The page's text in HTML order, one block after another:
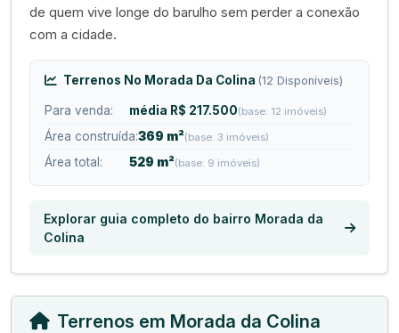
de quem vive longe do barulho sem perder a conexão
com a cidade.
Terrenos No Morada Da Colina (12 Disponíveis)
Para venda: média R$ 217.500(base: 12 imóveis)
Área construída:369 m²(base: 3 imóveis)
Área total: 529 m²(base: 9 imóveis)
Explorar guia completo do bairro Morada da
Colina
Terrenos em Morada da Colina